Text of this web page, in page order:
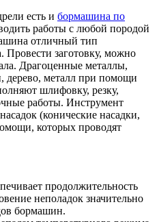
есть и бормашина по
работы с любой породой
отличный тип
Провести заготовку, можно
Драгоценные металлы,
дерево, металл при помощи
шлифовку, резку,
работы. Инструмент
(конические насадки,
которых проводят
продолжительность
неполадок значительно
бормашин.